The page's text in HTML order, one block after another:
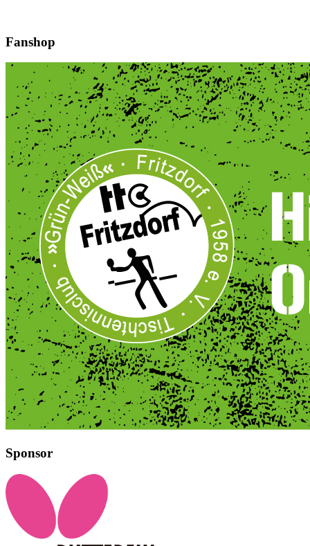
Fanshop
Sponsor